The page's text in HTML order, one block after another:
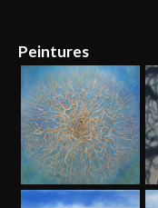
Peintures